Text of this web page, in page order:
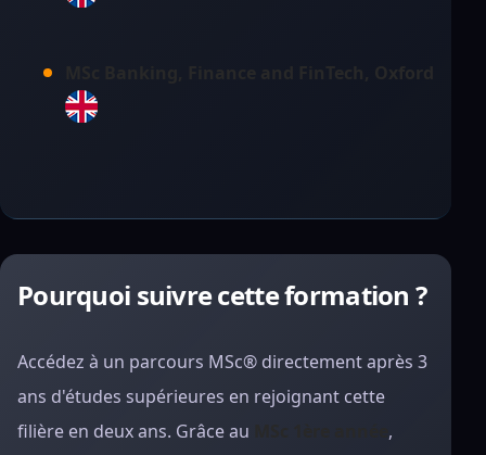
MSc Banking, Finance and FinTech, Oxford
Pourquoi suivre cette formation ?
Accédez à un parcours MSc® directement après 3
ans d'études supérieures en rejoignant cette
filière en deux ans. Grâce au
,